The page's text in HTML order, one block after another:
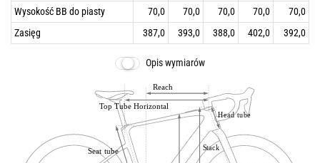
Wysokość BB do piasty
70,0 70,0 70,0 70,0
70,0
Zasięg
387,0 393,0 388,0 402,0 392,0
Opis wymiarów